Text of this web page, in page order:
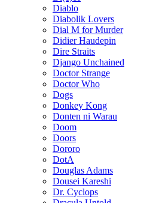
Diablo
Diabolik Lovers
Dial M for Murder
Didier Haudepin
Dire Straits
Django Unchained
Doctor Strange
Doctor Who
Dogs
Donkey Kong
Donten ni Warau
Doom
Doors
Dororo
DotA
Douglas Adams
Dousei Kareshi
Dr. Cyclops